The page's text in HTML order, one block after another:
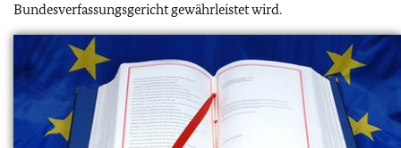
Bundesverfassungsgericht gewährleistet wird.